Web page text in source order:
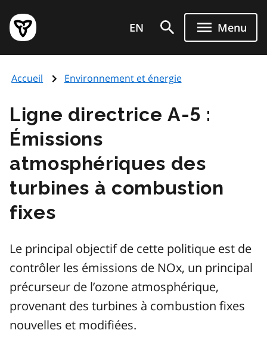
au
contenu
principal
Page
d'accueil
de
EN Menu
Accueil Environnement et énergie
Ligne directrice A-5 :
Émissions
atmosphériques des
turbines à combustion
fixes
Le principal objectif de cette politique est de
contrôler les émissions de NOx, un principal
précurseur de l’ozone atmosphérique,
provenant des turbines à combustion fixes
nouvelles et modifiées.